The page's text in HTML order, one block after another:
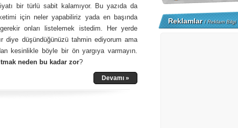
bir türlü sabit kalamıyor. Bu yazıda da
için neler yapabiliriz yada en başında
onları listelemek istedim. Her yerde
diye düşündüğünüzü tahmin ediyorum ama
kesinlikle böyle bir ön yargıya varmayın.
neden bu kadar zor?
Devamı »
Reklamlar/Reklam Bilgi